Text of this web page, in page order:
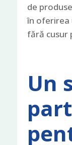
de
în oferirea
fără
Un